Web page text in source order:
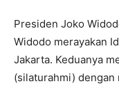
Presiden Joko
Widodo merayakan
Jakarta. Keduanya
(silaturahmi) dengan